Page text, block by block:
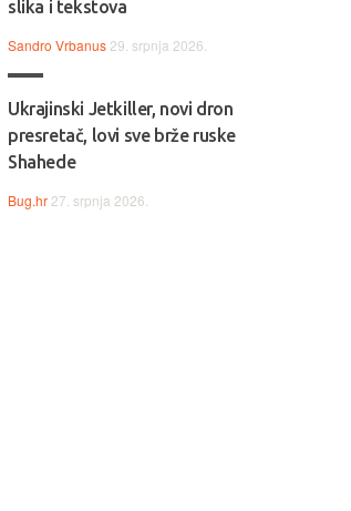
slika i tekstova
Sandro Vrbanus 29. srpnja 2026.
Ukrajinski Jetkiller, novi dron
presretač, lovi sve brže ruske
Shahede
Bug.hr 27. srpnja 2026.